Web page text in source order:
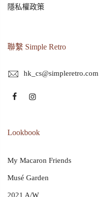
隱私權政策
聯繫 Simple Retro
hk_cs@simpleretro.com
Lookbook
My Macaron Friends
Musé Garden
2021 A/W